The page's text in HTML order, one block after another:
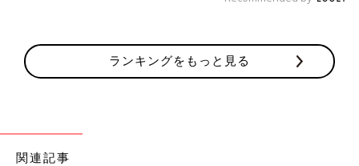
ランキングをもっと見る
関連記事